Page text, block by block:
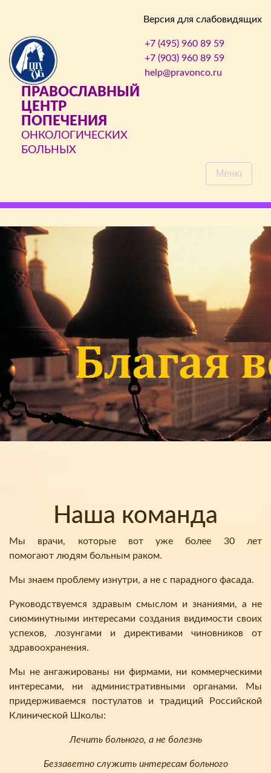
Версия для слабовидящих
ПРАВОСЛАВНЫЙ
ЦЕНТР
ПОПЕЧЕНИЯ
ОНКОЛОГИЧЕСКИХ
БОЛЬНЫХ
+7 (495) 960 89 59
+7 (903) 960 89 59
help@pravonco.ru
Меню
Наша команда
Мы врачи, которые вот уже более 30 лет
помогают людям больным раком.
Мы знаем проблему изнутри, а не с парадного фасада.
Руководствуемся здравым смыслом и знаниями, а не
сиюминутными интересами создания видимости своих
успехов, лозунгами и директивами чиновников от
здравоохранения.
Мы не ангажированы ни фирмами, ни коммерческими
интересами, ни административными органами. Мы
придерживаемся постулатов и традиций Российской
Клинической Школы:
Лечить больного, а не болезнь
Беззаветно служить интересам больного